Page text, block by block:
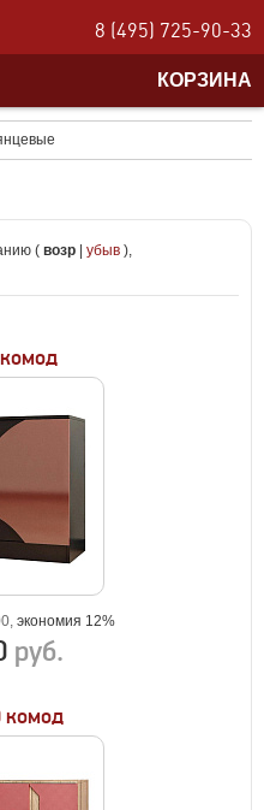
8 (495) 725-90-33
КОРЗИНА
( возр убыв ),
экономия 12%
руб.
комод